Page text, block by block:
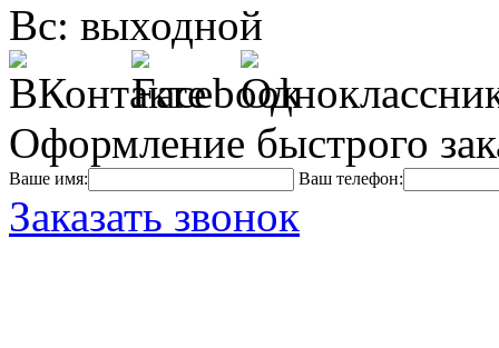
Вс: выходной
Оформление быстрого
Ваше имя: Ваш телефон:
Заказать звонок